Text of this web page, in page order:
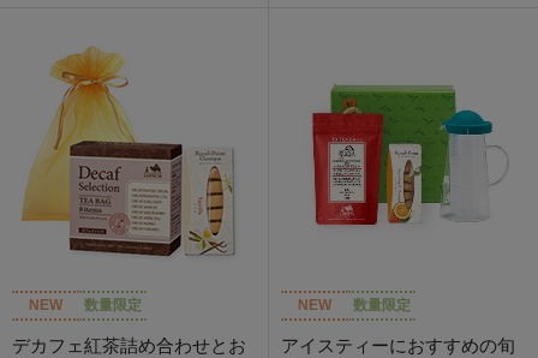
NEW 数量限定
デカフェ紅茶詰め合わせとお
NEW 数量限定
アイスティーにおすすめの旬